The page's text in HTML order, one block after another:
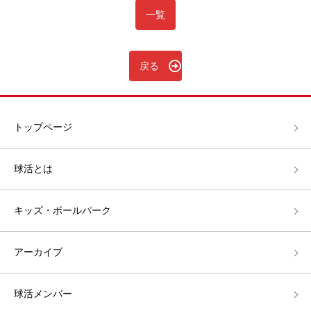
一覧
戻る
トップページ
球活とは
キッズ・ボールパーク
アーカイブ
球活メンバー